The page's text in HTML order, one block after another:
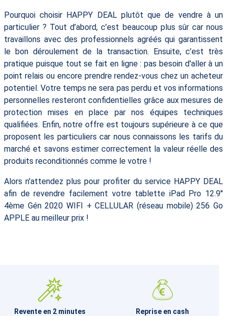
Pourquoi choisir HAPPY DEAL plutôt que de vendre à un
particulier ? Tout d’abord, c’est beaucoup plus sûr car nous
travaillons avec des professionnels agréés qui garantissent
le bon déroulement de la transaction. Ensuite, c’est très
pratique puisque tout se fait en ligne : pas besoin d'aller à un
point relais ou encore prendre rendez-vous chez un acheteur
potentiel. Votre temps ne sera pas perdu et vos informations
personnelles resteront confidentielles grâce aux mesures de
protection mises en place par nos équipes techniques
qualifiées. Enfin, notre offre est toujours supérieure à ce que
proposent les particuliers car nous connaissons les tarifs du
marché et savons estimer correctement la valeur réelle des
produits reconditionnés comme le votre !
Alors n'attendez plus pour profiter du service HAPPY DEAL
afin de revendre facilement votre tablette iPad Pro 12.9''
4ème Gén 2020 WIFI + CELLULAR (réseau mobile) 256 Go
APPLE au meilleur prix !
Revente en 2 minutes
Reprise en cash